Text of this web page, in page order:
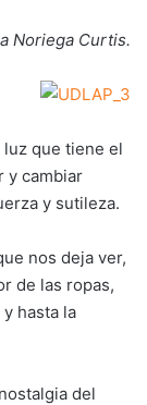
Noriega Curtis.
luz que tiene el
y cambiar
y sutileza.
nos deja ver,
de las ropas,
hasta la
del